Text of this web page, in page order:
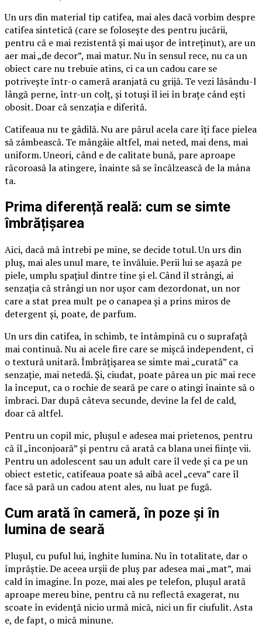
Un urs din material tip catifea, mai ales dacă vorbim despre
catifea sintetică (care se folosește des pentru jucării,
pentru că e mai rezistentă și mai ușor de întreținut), are un
aer mai „de decor”, mai matur. Nu în sensul rece, nu ca un
obiect care nu trebuie atins, ci ca un cadou care se
potrivește într-o cameră aranjată cu grijă. Te vezi lăsându-l
lângă perne, într-un colț, și totuși îl iei în brațe când ești
obosit. Doar că senzația e diferită.
Catifeaua nu te gâdilă. Nu are părul acela care îți face pielea
să zâmbească. Te mângâie altfel, mai neted, mai dens, mai
uniform. Uneori, când e de calitate bună, pare aproape
răcoroasă la atingere, înainte să se încălzească de la mâna
ta.
Prima diferență reală: cum se simte
îmbrățișarea
Aici, dacă mă întrebi pe mine, se decide totul. Un urs din
pluș, mai ales unul mare, te învăluie. Perii lui se așază pe
piele, umplu spațiul dintre tine și el. Când îl strângi, ai
senzația că strângi un nor ușor cam dezordonat, un nor
care a stat prea mult pe o canapea și a prins miros de
detergent și, poate, de parfum.
Un urs din catifea, în schimb, te întâmpină cu o suprafață
mai continuă. Nu ai acele fire care se mișcă independent, ci
o textură unitară. Îmbrățișarea se simte mai „curată” ca
senzație, mai netedă. Și, ciudat, poate părea un pic mai rece
la început, ca o rochie de seară pe care o atingi înainte să o
îmbraci. Dar după câteva secunde, devine la fel de cald,
doar că altfel.
Pentru un copil mic, plușul e adesea mai prietenos, pentru
că îl „înconjoară” și pentru că arată ca blana unei ființe vii.
Pentru un adolescent sau un adult care îl vede și ca pe un
obiect estetic, catifeaua poate să aibă acel „ceva” care îl
face să pară un cadou atent ales, nu luat pe fugă.
Cum arată în cameră, în poze și în
lumina de seară
Plușul, cu puful lui, înghite lumina. Nu în totalitate, dar o
împrăștie. De aceea urșii de pluș par adesea mai „mat”, mai
cald în imagine. În poze, mai ales pe telefon, plușul arată
aproape mereu bine, pentru că nu reflectă exagerat, nu
scoate în evidență nicio urmă mică, nici un fir ciufulit. Asta
e, de fapt, o mică minune.